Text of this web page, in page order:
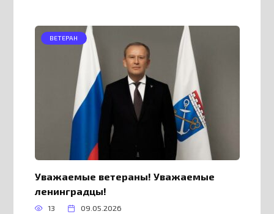
ВЕТЕРАН
Уважаемые ветераны! Уважаемые
ленинградцы!
13 09.05.2026